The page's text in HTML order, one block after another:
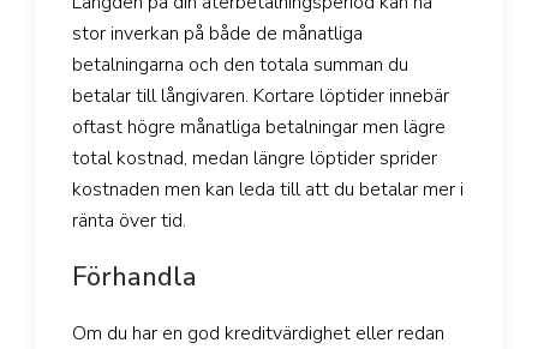
stor inverkan på både de månatliga
betalningarna och den totala summan du
betalar till långivaren. Kortare löptider innebär
oftast högre månatliga betalningar men lägre
total kostnad, medan längre löptider sprider
kostnaden men kan leda till att du betalar mer i
ränta över tid.
Förhandla
Om du har en god kreditvärdighet eller redan